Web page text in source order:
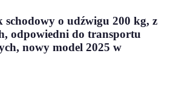
schodowy o udźwigu 200 kg, z
odpowiedni do transportu
nowy model 2025 w